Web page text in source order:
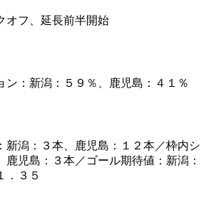
オフ、延長前半開始
ン：新潟：５９％、鹿児島：４１％
新潟：３本、鹿児島：１２本／枠内シ
鹿児島：３本／ゴール期待値：新潟：
．３５